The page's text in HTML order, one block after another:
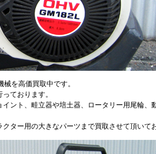
を高価買取中です。
ております。
ント、畦立器や培土器、ロータリー用尾輪、
ター用の大きなパーツまで買取させて頂いて